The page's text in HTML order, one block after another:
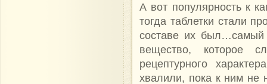
А вот популярность к
тогда таблетки стали
составе их был…самый
вещество, которое
рецептурного
хвалили, пока к ним не